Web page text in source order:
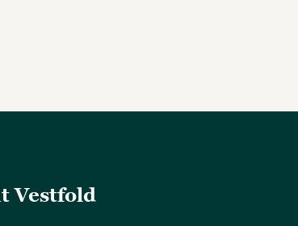
Vestfold